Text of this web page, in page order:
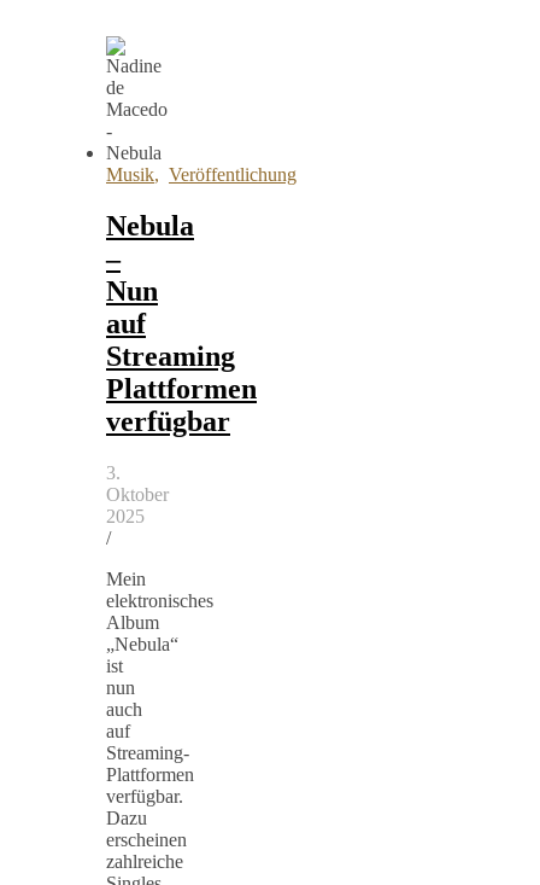
Musik, Veröffentlichung
Nebula
–
Nun
auf
Streaming
Plattformen
verfügbar
3.
Oktober
2025
/
Mein
elektronisches
Album
„Nebula“
ist
nun
auch
auf
Streaming-
Plattformen
verfügbar.
Dazu
erscheinen
zahlreiche